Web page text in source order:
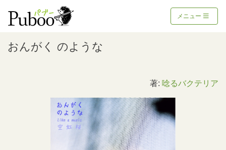
メニュー
おんがく のような
著: 唸るバクテリア